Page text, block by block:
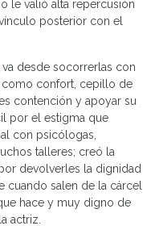
le valió alta repercusión
posterior con el
desde socorrerlas con
como confort, cepillo de
contención y apoyar su
por el estigma que
con psicólogas,
talleres; creó la
devolverles la dignidad
cuando salen de la cárcel
hace y muy digno de
actriz.